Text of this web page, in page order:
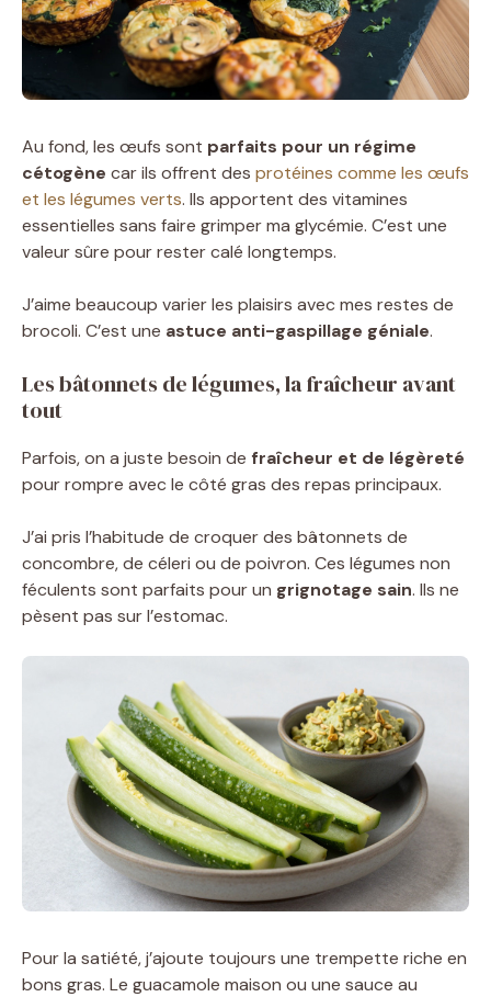
Au fond, les œufs sont parfaits pour un régime
cétogène car ils offrent des protéines comme les œufs
et les légumes verts. Ils apportent des vitamines
essentielles sans faire grimper ma glycémie. C’est une
valeur sûre pour rester calé longtemps.
J’aime beaucoup varier les plaisirs avec mes restes de
brocoli. C’est une astuce anti-gaspillage géniale.
Les bâtonnets de légumes, la fraîcheur avant
tout
Parfois, on a juste besoin de fraîcheur et de légèreté
pour rompre avec le côté gras des repas principaux.
J’ai pris l’habitude de croquer des bâtonnets de
concombre, de céleri ou de poivron. Ces légumes non
féculents sont parfaits pour un grignotage sain. Ils ne
pèsent pas sur l’estomac.
Pour la satiété, j’ajoute toujours une trempette riche en
bons gras. Le guacamole maison ou une sauce au